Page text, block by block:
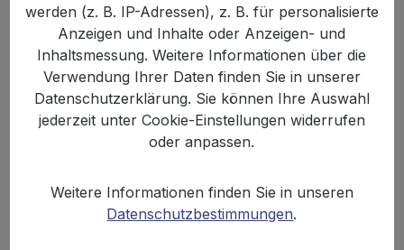
Stückpreis Grundpreis
werden (z. B. IP-Adressen), z. B. für personalisierte
Anzeigen und Inhalte oder Anzeigen- und
Inhaltsmessung. Weitere Informationen über die
Verwendung Ihrer Daten finden Sie in unserer
Datenschutzerklärung. Sie können Ihre Auswahl
jederzeit unter Cookie-Einstellungen widerrufen
oder anpassen.
Weitere Informationen finden Sie in unseren
Datenschutzbestimmungen.